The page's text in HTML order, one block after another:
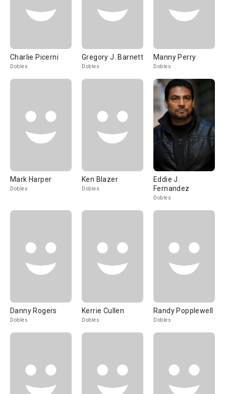
Charlie Picerni
Dobles
Gregory J. Barnett
Dobles
Manny Perry
Dobles
Mark Harper
Dobles
Ken Blazer
Dobles
Eddie J.
Fernandez
Dobles
Danny Rogers
Dobles
Kerrie Cullen
Dobles
Randy Popplewell
Dobles